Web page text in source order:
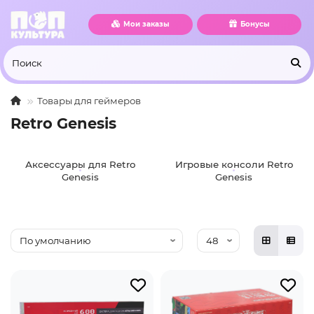
Мои заказы Бонусы
Товары для геймеров
Retro Genesis
Аксессуары для Retro
Genesis
Игровые консоли Retro
Genesis